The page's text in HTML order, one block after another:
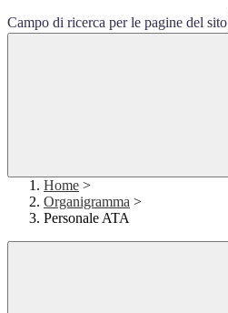
Campo di ricerca per le pagine del sito
Home >
Organigramma >
Personale ATA